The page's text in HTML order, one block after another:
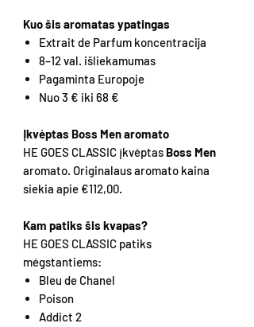
Kuo šis aromatas ypatingas
Extrait de Parfum koncentracija
8–12 val. išliekamumas
Pagaminta Europoje
Nuo 3 € iki 68 €
Įkvėptas Boss Men aromato
HE GOES CLASSIC įkvėptas Boss Men
aromato. Originalaus aromato kaina
siekia apie €112,00.
Kam patiks šis kvapas?
HE GOES CLASSIC patiks
mėgstantiems:
Bleu de Chanel
Poison
Addict 2